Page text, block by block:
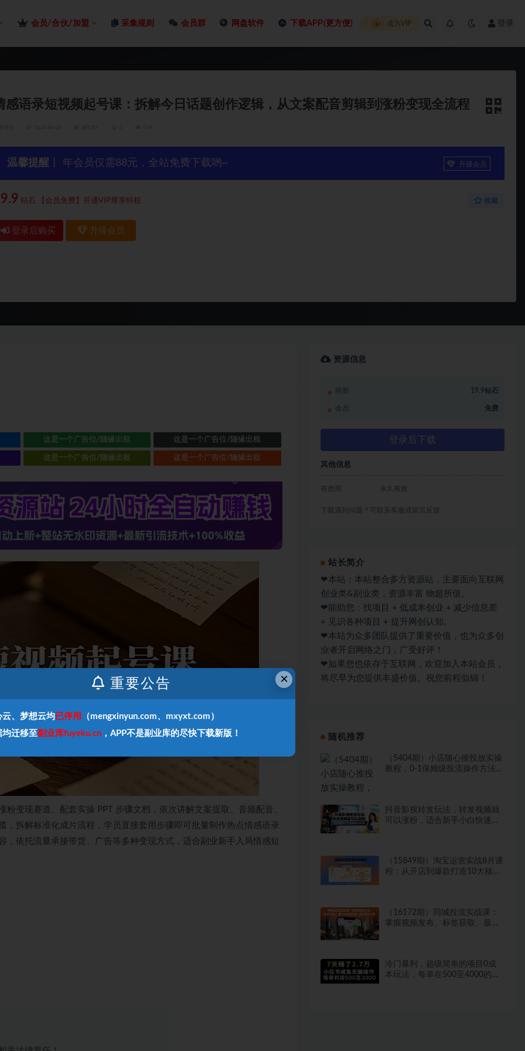
会员/合伙/加盟 采集规则 会员群 网盘软件 下载APP(更方便) 成为VIP 登录
感语录短视频起号课：拆解今日话题创作逻辑，从文案配音剪辑到涨粉变现全流程
温馨提醒 丨 年会员仅需88元，全站免费下载哟~ 升级会员
钻石 【会员免费】开通VIP尊享特权 收藏
登录后购买 升级会员
这是一个广告位/随缘出租 这是一个广告位/随缘出租
这是一个广告位/随缘出租 这是一个广告位/随缘出租
变现赛道。配套实操 PPT 步骤文档，依次讲解文案提取、音频配音、
拆解标准化成片流程，学员直接套用步骤即可批量制作热点情感语录
依托流量承接带货、广告等多种变现方式，适合副业新手入局情感短
资源信息
萌新 19.9钻石
会员 免费
登录后下载
其他信息
有效期 永久有效
下载遇到问题？可联系客服或留言反馈
站长简介
❤本站：本站整合多方资源站，主要面向互联网
创业类&副业类，资源丰富 物超所值。
❤能助您：找项目 + 低成本创业 + 减少信息差
+ 见识各种项目 + 提升网创认知。
❤本站为众多团队提供了重要价值，也为众多创
业者开启网络之门，广受好评！
❤如果您也依存于互联网，欢迎加入本站会员，
将尽早为您提供丰盛价值。祝您前程似锦！
随机推荐
（5404期）小店随心推投放实操
教程，0-1保姆级投流操作方法，
抖音影视转发玩法，转发视频就
可以涨粉，适合新手小白快速起
（15849期）淘宝运营实战8月课
程：从开店到爆款打造10大核心
（16172期）同城投流实战课：
掌握视频发布、标签获取、最小
冷门暴利，超级简单的项目0成
本玩法，每单在500至4000的利
×
重要公告
云、梦想云均 已停用
（mengxinyun.com、mxyxt.com）
均迁移至副业库fuyeku.cn ，APP不是副业库的尽快下载新版！